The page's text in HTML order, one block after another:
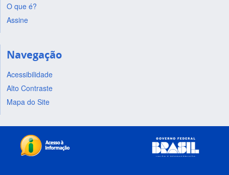
O que é?
Assine
Navegação
Acessibilidade
Alto Contraste
Mapa do Site